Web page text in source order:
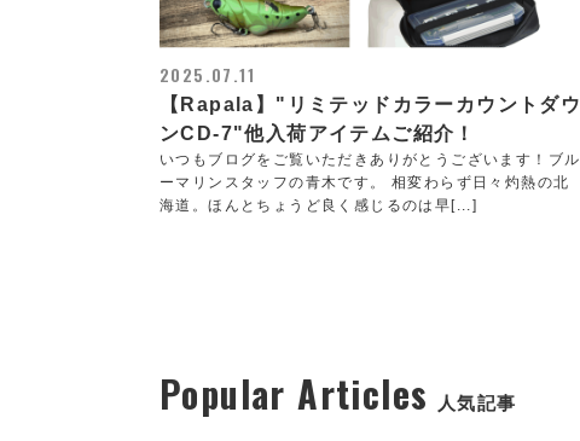
2025.07.11
【Rapala】"リミテッドカラーカウントダウ
ンCD-7"他入荷アイテムご紹介！
いつもブログをご覧いただきありがとうございます！ブル
ーマリンスタッフの青木です。 相変わらず日々灼熱の北
海道。ほんとちょうど良く感じるのは早[...]
Popular Articles 人気記事